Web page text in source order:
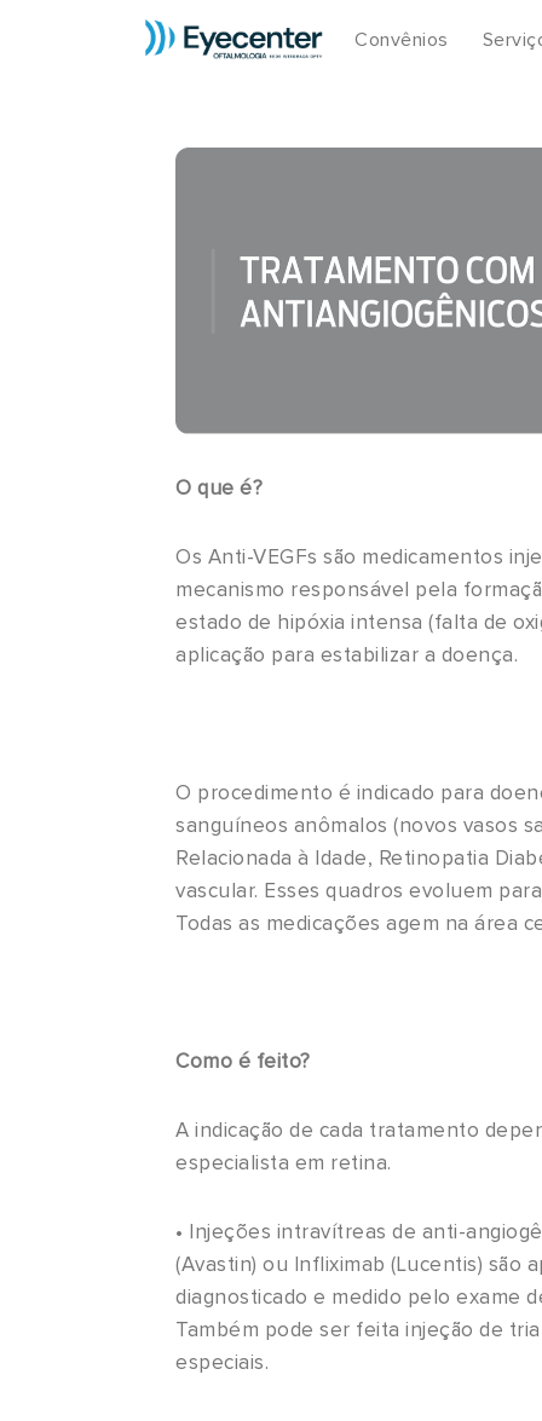
Convênios
O que é?​
Os Anti-VEGFs são medicamentos
mecanismo responsável pela
estado de hipóxia intensa (falta de
aplicação para estabilizar a doença.​
O procedimento é indicado para
sanguíneos anômalos (novos vasos
Relacionada à Idade, Retinopatia
vascular. Esses quadros evoluem
Todas as medicações agem na área
Como é feito?​
A indicação de cada tratamento
especialista em retina.​
• Injeções intravítreas de anti-
(Avastin) ou Infliximab (Lucentis) são
diagnosticado e medido pelo exame
Também pode ser feita injeção de
especiais.